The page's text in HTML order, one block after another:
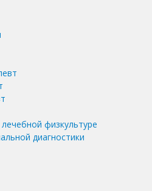
физкультуре
диагностики